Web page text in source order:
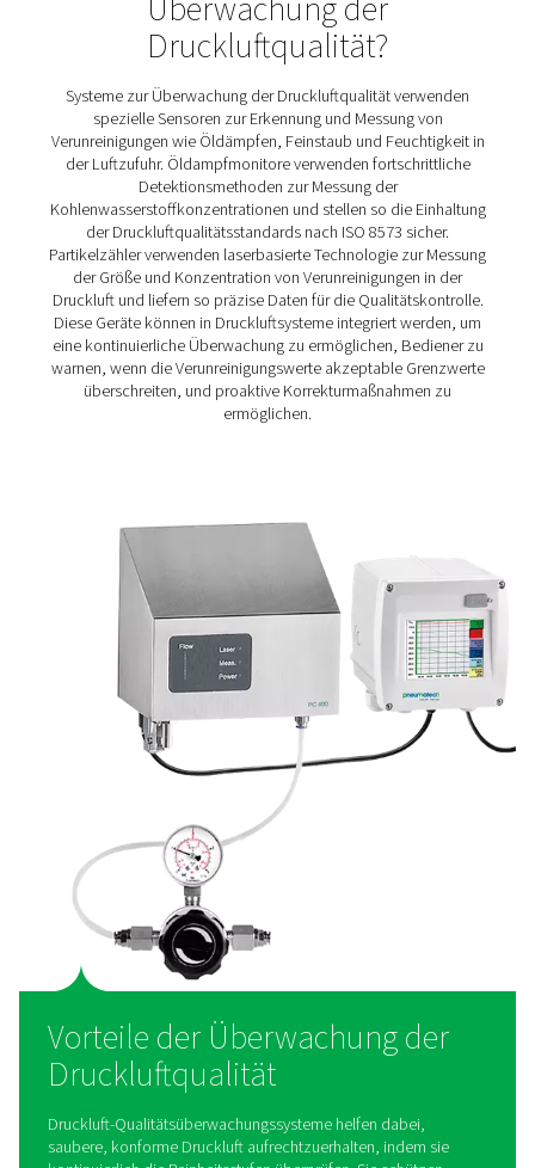
Partikelkontrolle S1/S2/M1/M2
Die Particle Check-Reihe bietet eine genaue
0,1 μm und trägt so zur Sicherstellung sauberer,
Druckluft gemäß den Normen der Klasse 1 der ISO
Luftqualitätskontrolle.
Wie funktioniert die
Überwachung der
Druckluftqualität?
Systeme zur Überwachung der Druckluftqualität
spezielle Sensoren zur Erkennung und Messung
Verunreinigungen wie Öldämpfen, Feinstaub und
der Luftzufuhr. Öldampfmonitore verwenden
Kohlenwasserstoffkonzentrationen und stellen so die
der Druckluftqualitätsstandards nach ISO 8573
Partikelzähler verwenden laserbasierte Technologie
der Größe und Konzentration von Verunreinigungen
Druckluft und liefern so präzise Daten für die